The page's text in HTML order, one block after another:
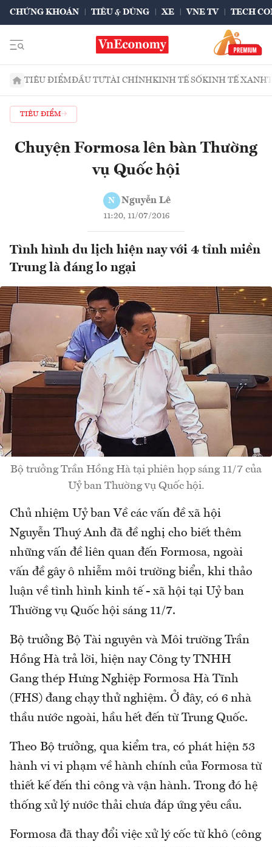
CHỨNG KHOÁN TIÊU & DÙNG XE VNE TV TECH
TIÊU ĐIỂMĐẦU TƯTÀI CHÍNHKINH TẾ SỐKINH TẾ XANH
TIÊU ĐIỂM
Chuyện Formosa lên bàn Thường
vụ Quốc hội
N Nguyễn Lê
11:20, 11/07/2016
Tình hình du lịch hiện nay với 4 tỉnh miền
Trung là đáng lo ngại
Bộ trưởng Trần Hồng Hà tại phiên họp sáng 11/7 của
Uỷ ban Thường vụ Quốc hội.
Chủ nhiệm Uỷ ban Về các vấn đề xã hội
Nguyễn Thuý Anh đã đề nghị cho biết thêm
những vấn đề liên quan đến Formosa, ngoài
vấn đề gây ô nhiễm môi trường biển, khi thảo
luận về tình hình kinh tế - xã hội tại Uỷ ban
Thường vụ Quốc hội sáng 11/7.
Bộ trưởng Bộ Tài nguyên và Môi trường Trần
Hồng Hà trả lời, hiện nay Công ty TNHH
Gang thép Hưng Nghiệp Formosa Hà Tĩnh
(FHS) đang chạy thử nghiệm. Ở đây, có 6 nhà
thầu nước ngoài, hầu hết đến từ Trung Quốc.
Theo Bộ trưởng, qua kiểm tra, có phát hiện 53
hành vi vi phạm về hành chính của Formosa từ
thiết kế đến thi công và vận hành. Trong đó hệ
thống xử lý nước thải chưa đáp ứng yêu cầu.
Formosa đã thay đổi việc xử lý cốc từ khô (công